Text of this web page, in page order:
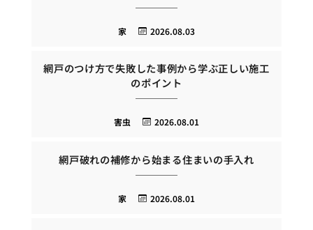
2026.08.03
家
網戸のつけ方で失敗した事例から学ぶ正しい施工
のポイント
2026.08.01
害虫
網戸破れの補修から始まる住まいの手入れ
2026.08.01
家